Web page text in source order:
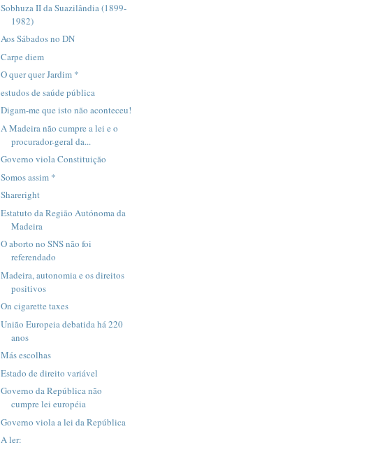
Sobhuza II da Suazilândia (1899-
1982)
Aos Sábados no DN
Carpe diem
O quer quer Jardim *
estudos de saúde pública
Digam-me que isto não aconteceu!
A Madeira não cumpre a lei e o
procurador-geral da...
Governo viola Constituição
Somos assim *
Shareright
Estatuto da Região Autónoma da
Madeira
O aborto no SNS não foi
referendado
Madeira, autonomia e os direitos
positivos
On cigarette taxes
União Europeia debatida há 220
anos
Más escolhas
Estado de direito variável
Governo da República não
cumpre lei européia
Governo viola a lei da República
A ler: